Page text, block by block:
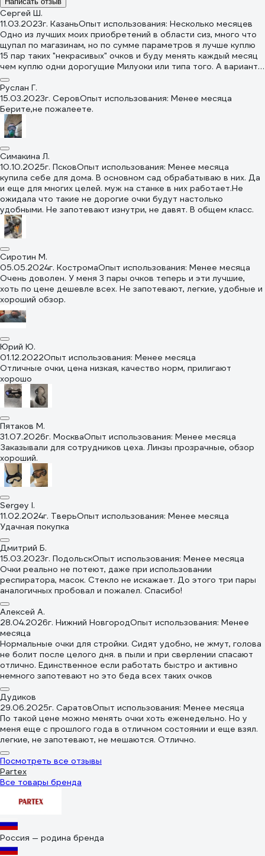
Сергей Ш.
11.03.2023г. КазаньОпыт использования: Несколько месяцев
Одно из лучших моих приобретений в области сиз, много что
щупал по магазинам, но по сумме параметров я лучше куплю
15 пар таких "некрасивых" очков и буду менять каждый месяц
чем куплю одни дорогущие Милуоки или типа того. А варианты
в 5-6 раз дешевле рядом по комфорту не стоят с этими
Руслан Г.
15.03.2023г. СеровОпыт использования: Менее месяца
Берите,не пожалеете.
Симакина Л.
10.10.2025г. ПсковОпыт использования: Менее месяца
купила себе для дома. В основном сад обрабатываю в них. Да
и еще для многих целей. муж на станке в них работает.Не
ожидала что такие не дорогие очки будут настолько
удобными. Не запотевают изнутри, не давят. В общем класс.
Сиротин М.
05.05.2024г. КостромаОпыт использования: Менее месяца
Очень доволен. У меня 3 пары очков теперь и эти лучшие,
хоть по цене дешевле всех. Не запотевают, легкие, удобные и
хороший обзор.
Юрий Ю.
01.12.2022Опыт использования: Менее месяца
Отличные очки, цена низкая, качество норм, прилигают
хорошо
Пятаков М.
31.07.2026г. МоскваОпыт использования: Менее месяца
Заказывали для сотрудников цеха. Линзы прозрачные, обзор
хороший.
Sergey I.
11.02.2024г. ТверьОпыт использования: Менее месяца
Удачная покупка
Дмитрий Б.
15.03.2023г. ПодольскОпыт использования: Менее месяца
Очки реально не потеют, даже при использовании
респиратора, масок. Стекло не искажает. До этого три пары
аналогичных пробовал и пожалел. Спасибо!
Алексей А.
28.04.2026г. Нижний НовгородОпыт использования: Менее
месяца
Нормальные очки для стройки. Сидят удобно, не жмут, голова
не болит после целого дня. в пыли и при сверлении спасают
отлично. Единственное если работать быстро и активно
немного запотевают но это беда всех таких очков
Дудиков
29.06.2025г. СаратовОпыт использования: Менее месяца
По такой цене можно менять очки хоть еженедельно. Но у
меня еще с прошлого года в отличном состоянии и еще взял.
легкие, не запотевают, не мешаются. Отлично.
Посмотреть все отзывы
Partex
Все товары бренда
Россия — родина бренда